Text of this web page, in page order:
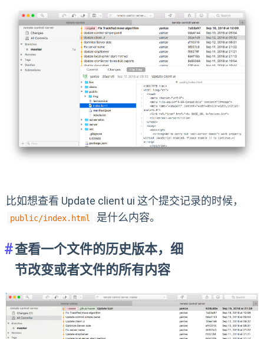
比如想查看 Update client ui 这个提交记录的时候，
public/index.html 是什么内容。
查看一个文件的历史版本，细
节改变或者文件的所有内容